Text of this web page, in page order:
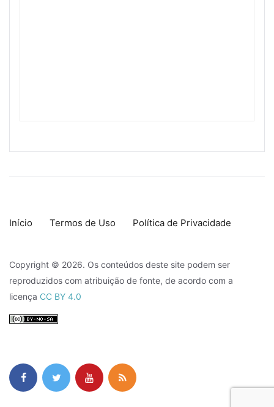
Início Termos de Uso Política de Privacidade
Copyright © 2026. Os conteúdos deste site podem ser
reproduzidos com atribuição de fonte, de acordo com a
licença CC BY 4.0